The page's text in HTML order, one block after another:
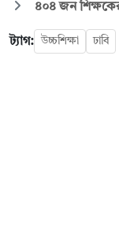
৪০৪ জন শিক্ষকের
ট্যাগ: উচ্চশিক্ষা ঢাবি